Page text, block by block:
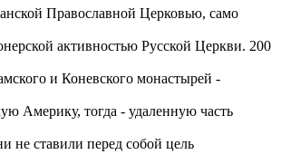
Православной Церковью, само
активностью Русской Церкви. 200
и Коневского монастырей -
Америку, тогда - удаленную часть
не ставили перед собой цель